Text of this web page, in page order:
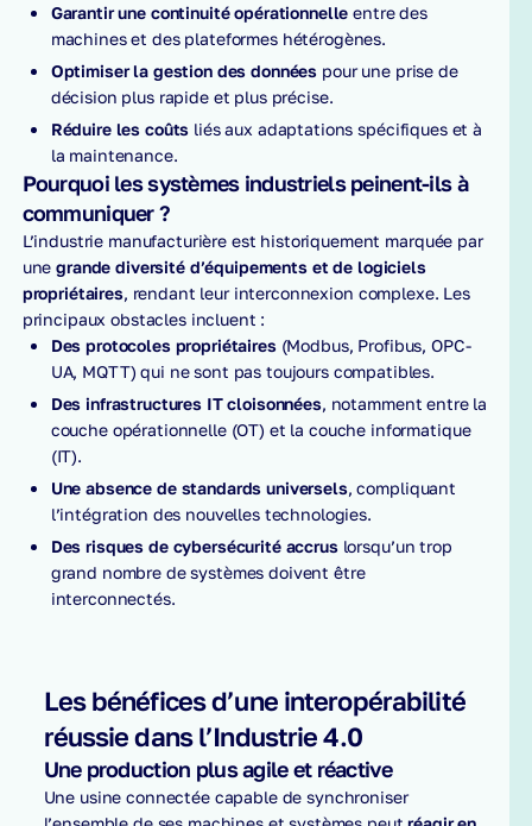
Garantir une continuité opérationnelle entre des
machines et des plateformes hétérogènes.
Optimiser la gestion des données pour une prise de
décision plus rapide et plus précise.
Réduire les coûts liés aux adaptations spécifiques et à
la maintenance.
Pourquoi les systèmes industriels peinent-ils à
communiquer ?
L’industrie manufacturière est historiquement marquée par
unegrande diversité d’équipements et de logiciels
propriétaires, rendant leur interconnexion complexe. Les
principaux obstacles incluent :
Des protocoles propriétaires(Modbus, Profibus, OPC-
UA, MQTT) qui ne sont pas toujours compatibles.
Des infrastructures IT cloisonnées, notamment entre la
couche opérationnelle (OT) et la couche informatique
(IT).
Une absence de standards universels, compliquant
l’intégration des nouvelles technologies.
Des risques de cybersécurité accruslorsqu’un trop
grand nombre de systèmes doivent être
interconnectés.
Les bénéfices d’une interopérabilité
réussie dans l’Industrie 4.0
Une production plus agile et réactive
Une usine connectée capable de synchroniser